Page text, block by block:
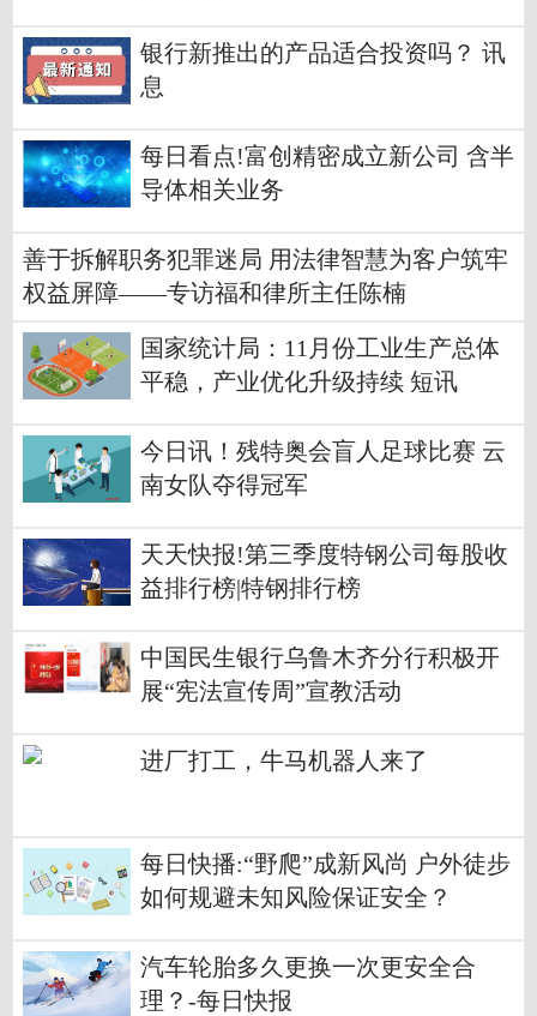
银行新推出的产品适合投资吗？ 讯
息
每日看点!富创精密成立新公司 含半
导体相关业务
善于拆解职务犯罪迷局 用法律智慧为客户筑牢
权益屏障——专访福和律所主任陈楠
国家统计局：11月份工业生产总体
平稳，产业优化升级持续 短讯
今日讯！残特奥会盲人足球比赛 云
南女队夺得冠军
天天快报!第三季度特钢公司每股收
益排行榜|特钢排行榜
中国民生银行乌鲁木齐分行积极开
展“宪法宣传周”宣教活动
进厂打工，牛马机器人来了
每日快播:“野爬”成新风尚 户外徒步
如何规避未知风险保证安全？
汽车轮胎多久更换一次更安全合
理？-每日快报